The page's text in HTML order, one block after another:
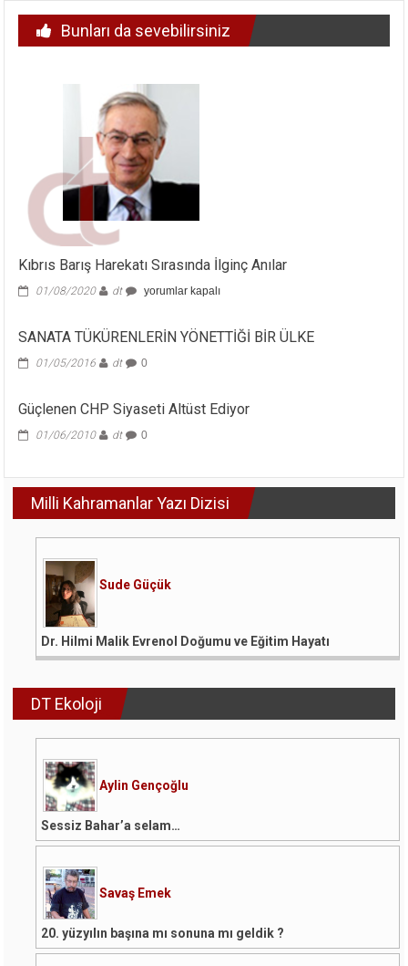
Bunları da sevebilirsiniz
Kıbrıs Barış Harekatı Sırasında İlginç Anılar
01/08/2020 dt
Kıbrıs
İlginç
Anılar
yorumlar kapalı
SANATA TÜKÜRENLERİN YÖNETTİĞİ BİR ÜLKE
01/05/2016 dt 0
Güçlenen CHP Siyaseti Altüst Ediyor
01/06/2010 dt 0
Milli Kahramanlar Yazı Dizisi
Sude Güçük
Dr. Hilmi Malik Evrenol Doğumu ve Eğitim Hayatı
DT Ekoloji
Aylin Gençoğlu
Sessiz Bahar’a selam…
Savaş Emek
20. yüzyılın başına mı sonuna mı geldik ?